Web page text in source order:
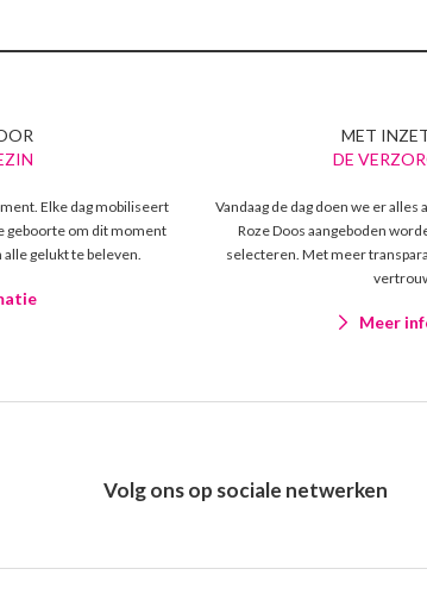
Elke dag mobiliseert
geboorte om dit moment
gelukt te beleven.
MET
DE
Vandaag de dag doen we er
Roze Doos aangeboden
selecteren. Met meer
Meer
Volg ons op sociale netwerken